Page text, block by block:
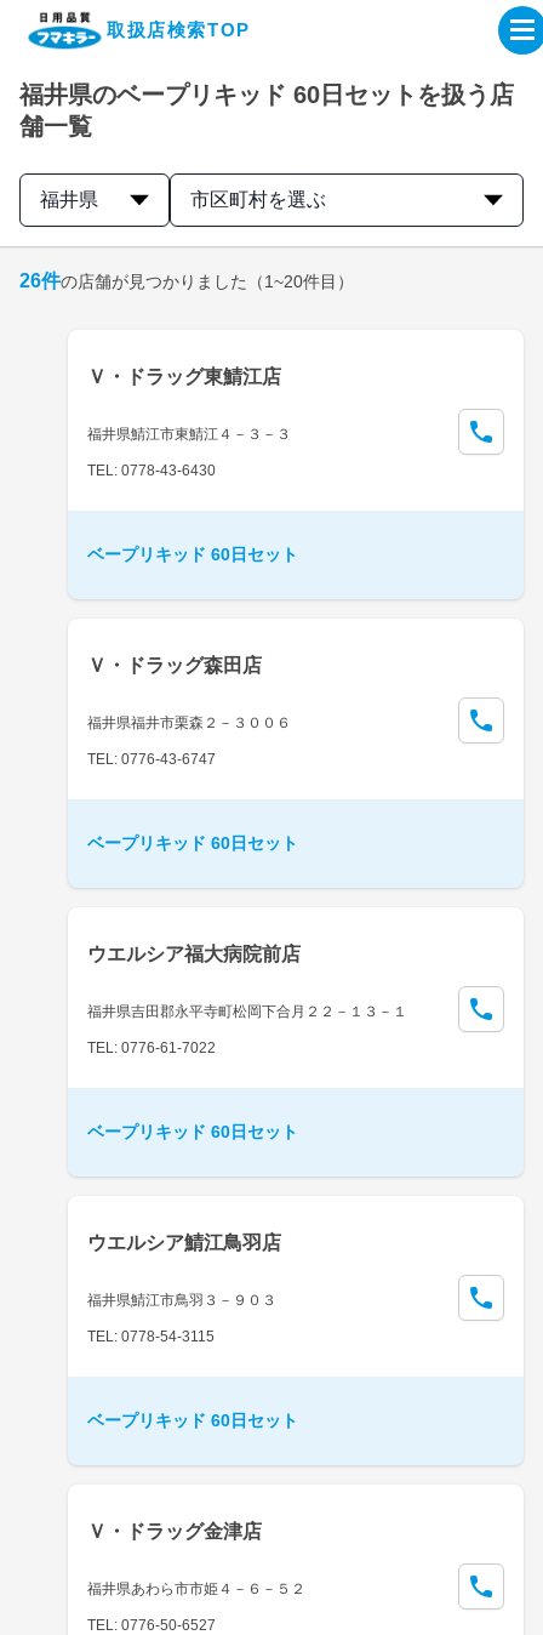
取扱店検索TOP
企業・IR情報サイト
製品情報サイト
取扱店検索はこちら
福井県のベープリキッド 60日セットを扱う店
舗一覧
福井県 市区町村を選ぶ
26件の店舗が見つかりました （1~20件目）
Ｖ・ドラッグ東鯖江店
福井県鯖江市東鯖江４－３－３
TEL: 0778-43-6430
ベープリキッド 60日セット
Ｖ・ドラッグ森田店
福井県福井市栗森２－３００６
TEL: 0776-43-6747
ベープリキッド 60日セット
ウエルシア福大病院前店
福井県吉田郡永平寺町松岡下合月２２－１３－１
TEL: 0776-61-7022
ベープリキッド 60日セット
ウエルシア鯖江鳥羽店
福井県鯖江市鳥羽３－９０３
TEL: 0778-54-3115
ベープリキッド 60日セット
Ｖ・ドラッグ金津店
福井県あわら市市姫４－６－５２
TEL: 0776-50-6527